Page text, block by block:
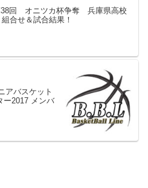
回 オニツカ杯争奪 兵庫県高校
合せ＆試合結果！
アバスケット
ー2017 メンバ